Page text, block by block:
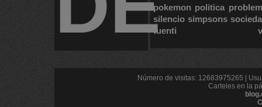
pokemon politica
silencio simpsons
tuenti
Número de visitas: 12683975265 |
Carteles en la